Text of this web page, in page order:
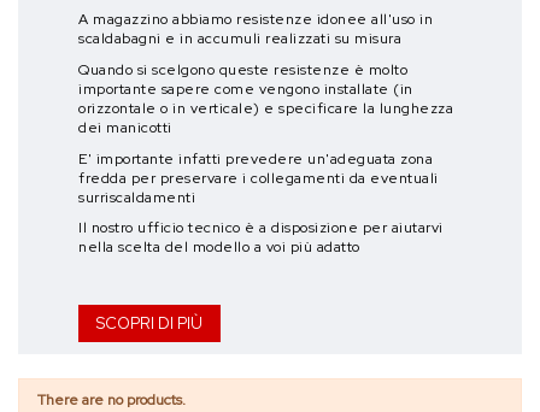
A magazzino abbiamo resistenze idonee all'uso in
scaldabagni e in accumuli realizzati su misura
Quando si scelgono queste resistenze è molto
importante sapere come vengono installate (in
orizzontale o in verticale) e specificare la lunghezza
dei manicotti
E' importante infatti prevedere un'adeguata zona
fredda per preservare i collegamenti da eventuali
surriscaldamenti
Il nostro ufficio tecnico è a disposizione per aiutarvi
nella scelta del modello a voi più adatto
SCOPRI DI PIÙ
There are no products.